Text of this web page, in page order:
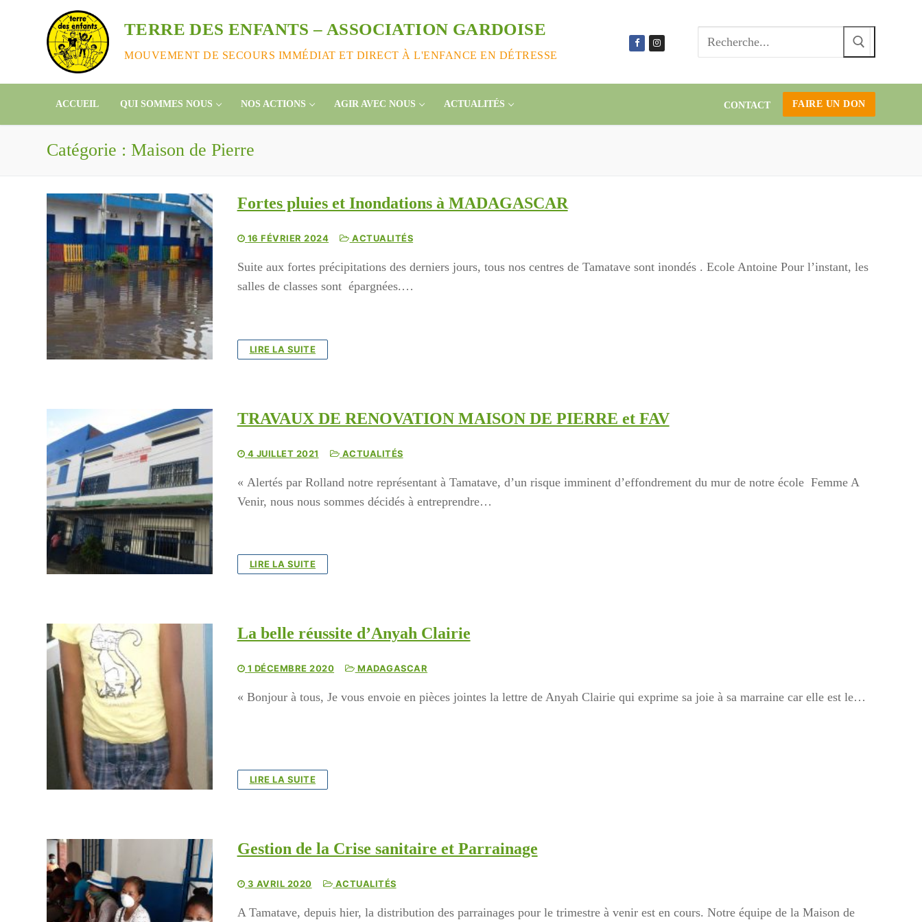
contenu
TERRE DES ENFANTS – ASSOCIATION GARDOISE
MOUVEMENT DE SECOURS IMMÉDIAT ET DIRECT À L'ENFANCE EN DÉTRESSE
ACCUEIL QUI SOMMES NOUS NOS ACTIONS AGIR AVEC NOUS ACTUALITÉS CONTACT FAIRE UN DON
Catégorie : Maison de Pierre
Fortes pluies et Inondations à MADAGASCAR
16 FÉVRIER 2024 ACTUALITÉS
Suite aux fortes précipitations des derniers jours, tous nos centres de Tamatave sont inondés . Ecole Antoine Pour l’instant, les
salles de classes sont épargnées.…
LIRE LA SUITE
TRAVAUX DE RENOVATION MAISON DE PIERRE et FAV
4 JUILLET 2021 ACTUALITÉS
« Alertés par Rolland notre représentant à Tamatave, d’un risque imminent d’effondrement du mur de notre école Femme A
Venir, nous nous sommes décidés à entreprendre…
LIRE LA SUITE
La belle réussite d’Anyah Clairie
1 DÉCEMBRE 2020 MADAGASCAR
« Bonjour à tous, Je vous envoie en pièces jointes la lettre de Anyah Clairie qui exprime sa joie à sa marraine car elle est le…
LIRE LA SUITE
Gestion de la Crise sanitaire et Parrainage
3 AVRIL 2020 ACTUALITÉS
A Tamatave, depuis hier, la distribution des parrainages pour le trimestre à venir est en cours. Notre équipe de la Maison de